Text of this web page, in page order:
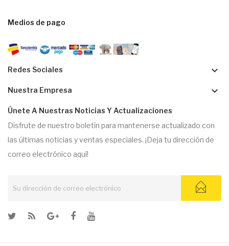
Medios de pago
Redes Sociales keyboard_arrow_down
Nuestra Empresa keyboard_arrow_down
Únete A Nuestras Noticias Y Actualizaciones
Disfrute de nuestro boletín para mantenerse actualizado con
las últimas noticias y ventas especiales. ¡Deja tu dirección de
correo electrónico aquí!